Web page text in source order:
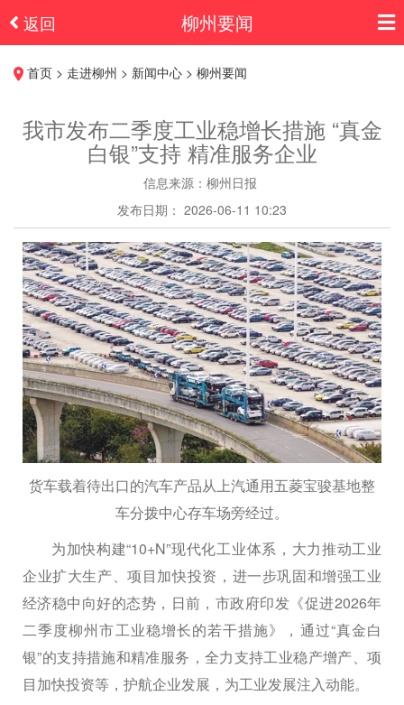
返回 柳州要闻
首页 > 走进柳州 > 新闻中心 > 柳州要闻
我市发布二季度工业稳增长措施 “真金
白银”支持 精准服务企业
信息来源：柳州日报
发布日期： 2026-06-11 10:23
货车载着待出口的汽车产品从上汽通用五菱宝骏基地整
车分拨中心存车场旁经过。
为加快构建“10+N”现代化工业体系，大力推动工业
企业扩大生产、项目加快投资，进一步巩固和增强工业
经济稳中向好的态势，日前，市政府印发《促进2026年
二季度柳州市工业稳增长的若干措施》，通过“真金白
银”的支持措施和精准服务，全力支持工业稳产增产、项
目加快投资等，护航企业发展，为工业发展注入动能。